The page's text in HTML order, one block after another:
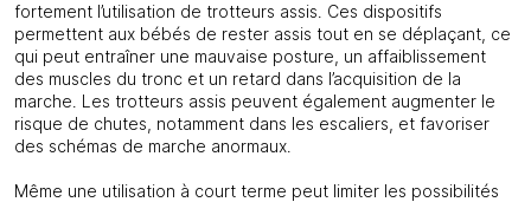
fortement l’utilisation de trotteurs assis. Ces dispositifs
permettent aux bébés de rester assis tout en se déplaçant, ce
qui peut entraîner une mauvaise posture, un affaiblissement
des muscles du tronc et un retard dans l’acquisition de la
marche. Les trotteurs assis peuvent également augmenter le
risque de chutes, notamment dans les escaliers, et favoriser
des schémas de marche anormaux.
Même une utilisation à court terme peut limiter les possibilités